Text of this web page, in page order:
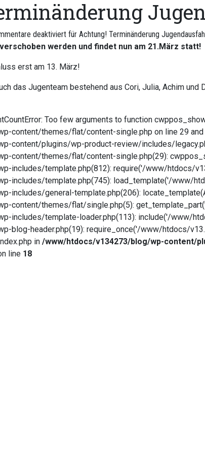
deaktiviert für Achtung! Terminänderung
werden und findet nun am 21.März statt!
erst am 13. März!
das Jugenteam bestehend aus Cori, Julia, Achim und
Too few arguments to function
content/themes/flat/content-single.php on line 29 and
content/plugins/wp-product-review/includes/
content/themes/flat/content-single.php(29):
includes/template.php(812): require('/www/htdocs/
includes/template.php(745): load_template('/www/
general-template.php(206):
content/themes/flat/single.php(5):
includes/template-loader.php(113): include('/www/
blog-header.php(19): require_once('/www/htdocs/
in /www/htdocs/v134273/blog/wp-content/
line 18